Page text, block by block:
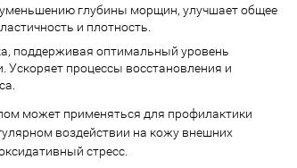
глубины морщин, улучшает общее
и плотность.
поддерживая оптимальный уровень
процессы восстановления и
может применяться для профилактики
воздействии на кожу внешних
стресс.